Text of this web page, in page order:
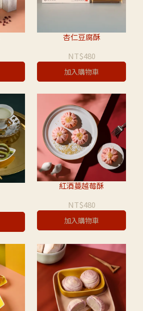
杏仁豆腐酥
NT$480
加入購物車
紅酒蔓越莓酥
NT$480
加入購物車